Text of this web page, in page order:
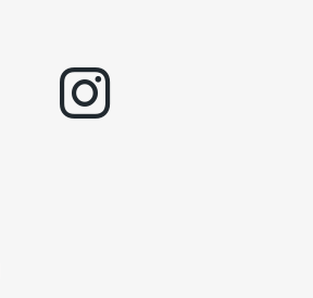
instagram